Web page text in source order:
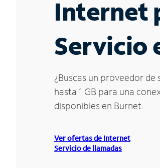
Internet
Servicio
¿Buscas un proveedor
hasta 1 GB para una
disponibles en Burnet.
Ver ofertas de Internet
Servicio de llamadas